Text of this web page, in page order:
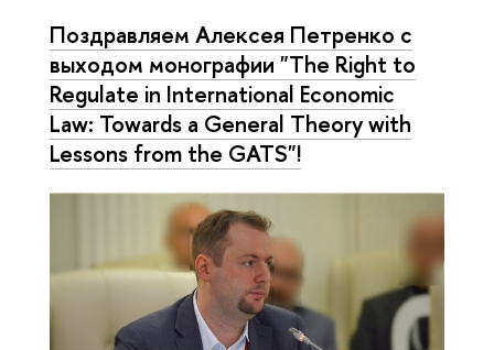
Поздравляем Алексея Петренко с
выходом монографии "The Right to
Regulate in International Economic
Law: Towards a General Theory with
Lessons from the GATS"!